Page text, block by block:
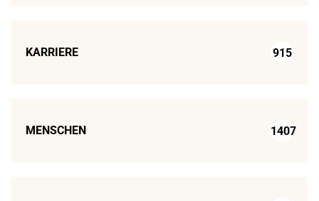
KARRIERE 915
MENSCHEN 1407